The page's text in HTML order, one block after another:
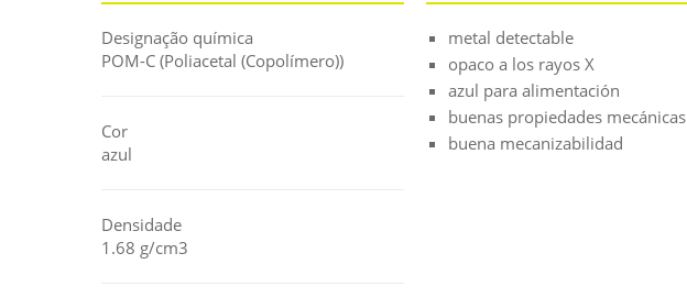
Designação química
POM-C (Poliacetal (Copolímero))
Cor
azul
Densidade
1.68 g/cm3
metal detectable
opaco a los rayos X
azul para alimentación
buenas propiedades mecánicas
buena mecanizabilidad